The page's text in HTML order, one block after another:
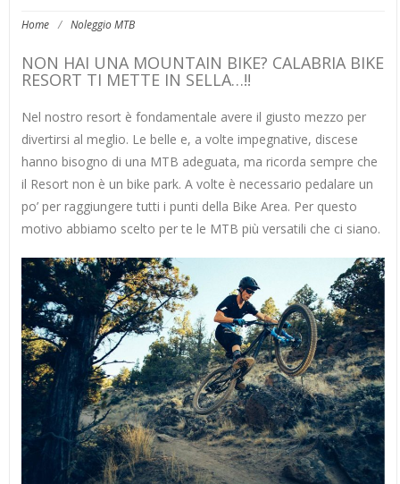
Home / Noleggio MTB
NON HAI UNA MOUNTAIN BIKE? CALABRIA BIKE
RESORT TI METTE IN SELLA…!!
Nel nostro resort è fondamentale avere il giusto mezzo per
divertirsi al meglio. Le belle e, a volte impegnative, discese
hanno bisogno di una MTB adeguata, ma ricorda sempre che
il Resort non è un bike park. A volte è necessario pedalare un
po’ per raggiungere tutti i punti della Bike Area. Per questo
motivo abbiamo scelto per te le MTB più versatili che ci siano.